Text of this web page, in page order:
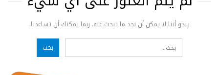
يبدو أننا لا يمكن أن نجد ما تبحث عنه. ربما يمكنك أن تساعدنا.